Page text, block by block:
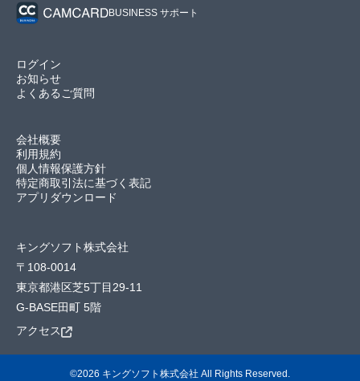
BUSINESS サポート
ログイン
お知らせ
よくあるご質問
会社概要
利用規約
個人情報保護方針
特定商取引法に基づく表記
アプリダウンロード
キングソフト株式会社
〒108-0014
東京都港区芝5丁目29-11
G-BASE田町 5階
アクセス
©2026 キングソフト株式会社 All Rights Reserved.